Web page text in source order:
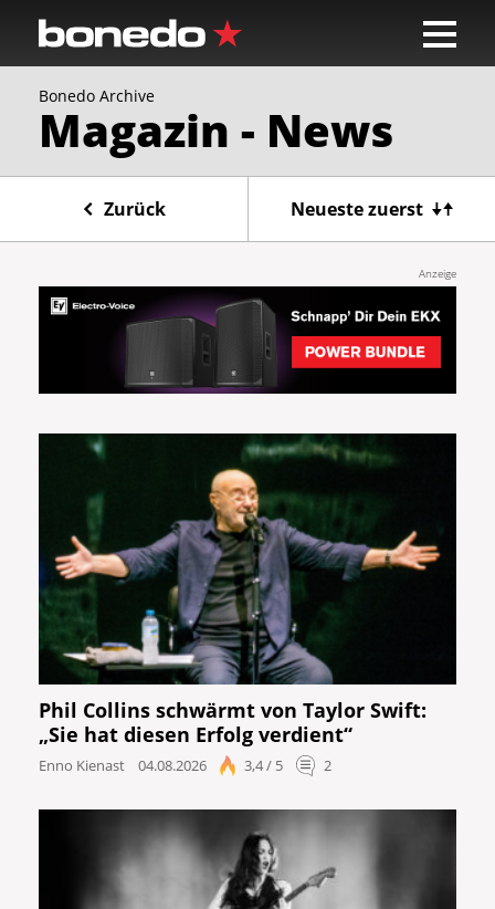
Bonedo Archive
Magazin - News
Zurück Neueste zuerst
Anzeige
Phil Collins schwärmt von Taylor Swift:
„Sie hat diesen Erfolg verdient“
Enno Kienast 04.08.2026 3,4 / 5 2